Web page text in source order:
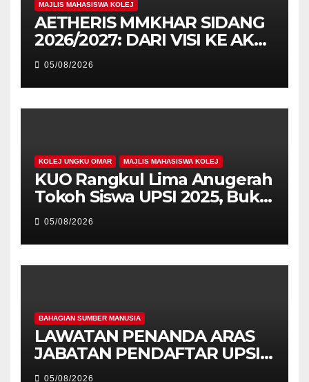
MAJLIS MAHASISWA KOLEJ
AETHERIS MMKHAR SIDANG
2026/2027: DARI VISI KE AKSI,
MEMBINA LEGASI GENERASI
PEMIMPIN
05/08/2026
KOLEJ UNGKU OMAR MAJLIS MAHASISWA KOLEJ
KUO Rangkul Lima Anugerah
Tokoh Siswa UPSI 2025, Bukti
Kecemerlangan Mahasiswa
Holistik
05/08/2026
BAHAGIAN SUMBER MANUSIA
LAWATAN PENANDA ARAS
JABATAN PENDAFTAR UPSI
KE JABATAN PENDAFTAR
05/08/2026